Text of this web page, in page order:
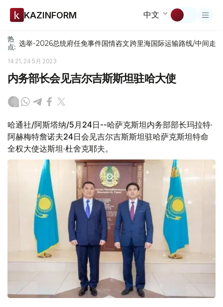
KAZINFORM 中文
热
点: 选举-2026总统府任免事件国情咨文跨里海国际运输路线/中间走廊
14:21, 24 5月 2023
内务部长会见吉尔吉斯斯坦驻哈大使
哈通社/阿斯塔纳/5月24日--哈萨克斯坦内务部部长玛拉特·
阿赫梅特詹诺夫24日会见吉尔吉斯斯坦驻哈萨克斯坦特命
全权大使达斯坦·杜舍克耶夫。